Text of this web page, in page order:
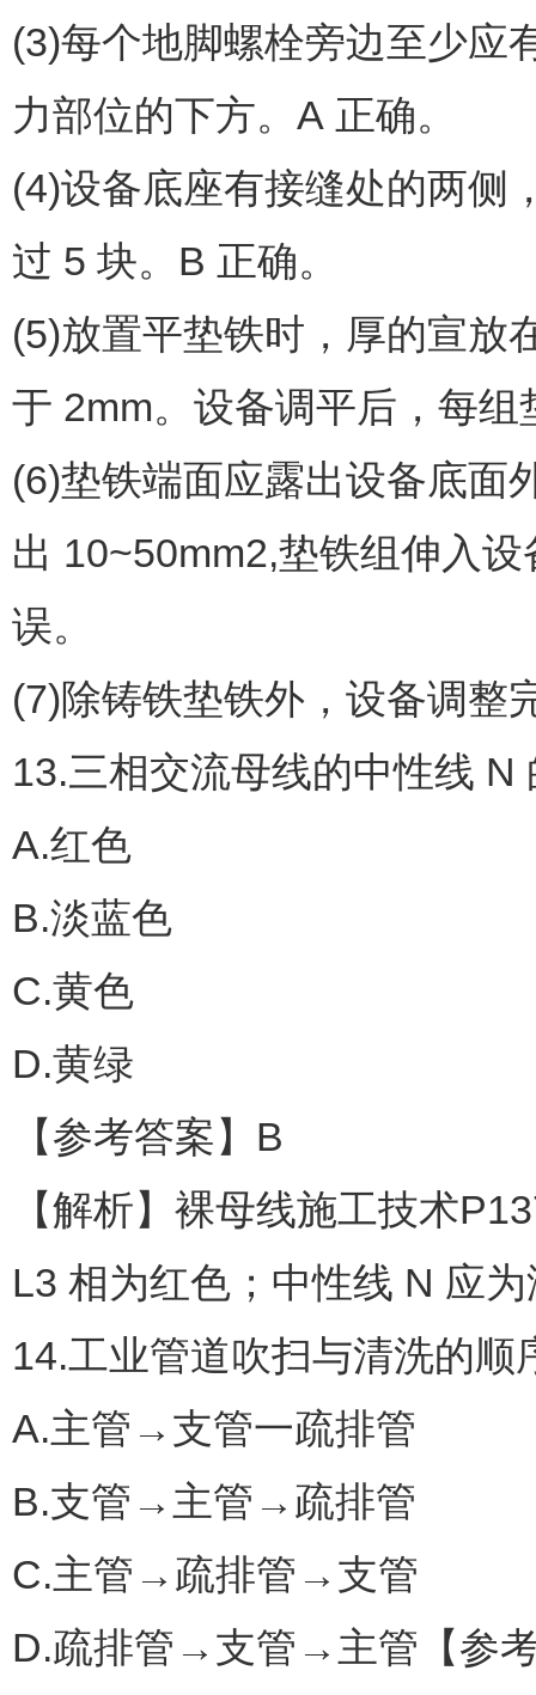
(3)每个地脚螺栓旁边至少应
力部位的下方。A 正确。
(4)设备底座有接缝处的两侧
过 5 块。B 正确。
(5)放置平垫铁时，厚的宣放
于 2mm。设备调平后，每
(6)垫铁端面应露出设备底面
出 10~50mm2,垫铁组伸入
误。
(7)除铸铁垫铁外，设备调整
13.三相交流母线的中性线 N
A.红色
B.淡蓝色
C.黄色
D.黄绿
【参考答案】B
【解析】裸母线施工技术
L3 相为红色；中性线 N 应
14.工业管道吹扫与清洗的顺
A.主管→支管一疏排管
B.支管→主管→疏排管
C.主管→疏排管→支管
D.疏排管→支管→主管【参